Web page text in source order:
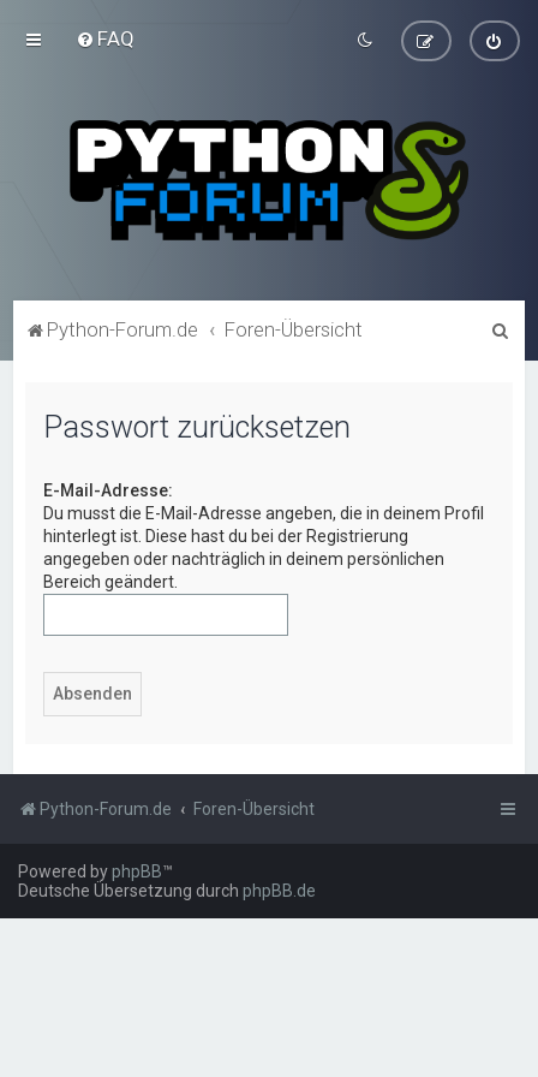
FAQ
Python-Forum.de Foren-Übersicht
Passwort zurücksetzen
E-Mail-Adresse:
Du musst die E-Mail-Adresse angeben, die in deinem Profil
hinterlegt ist. Diese hast du bei der Registrierung
angegeben oder nachträglich in deinem persönlichen
Bereich geändert.
Python-Forum.de Foren-Übersicht
Powered byphpBB™
Deutsche Übersetzung durch phpBB.de